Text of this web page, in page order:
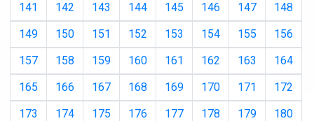
141
142 143 144 145 146 147
148
149
150 151 152 153 154 155
156
157
158 159 160 161 162 163
164
165
166 167 168 169 170 171
172
173
174 175 176 177 178 179
180